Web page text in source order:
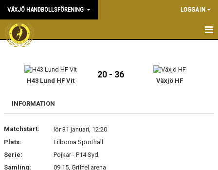
VÄXJÖ HANDBOLLSFÖRENING LOGGA IN
HEM
NYHETER
KONTAKT & KANSLI
DOKUMENT
H43 Lund HF Vit
20 - 36
Växjö HF
INFORMATION
Matchstart:
lör 31 januari, 12:20
Plats:
Filborna Sporthall
Serie:
Pojkar - P14 Syd
Samling:
09:15, Griffel arena